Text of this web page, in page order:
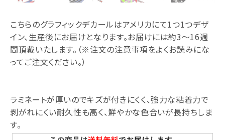
こちらのグラフィックデカールはアメリカにて1つ1つデザ
イン、生産後にお届けとなります。お届けには約3～16週
間頂戴いたします。（※注文の注意事項をよくお読みにな
ってご注文ください。）
ラミネートが厚いのでキズが付きにくく、強力な粘着力で
剥がれにくい耐久性も高く、鮮やかな色合いが長持ちしま
す。